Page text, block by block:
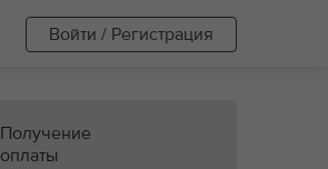
Войти / Регистрация
Получение
оплаты